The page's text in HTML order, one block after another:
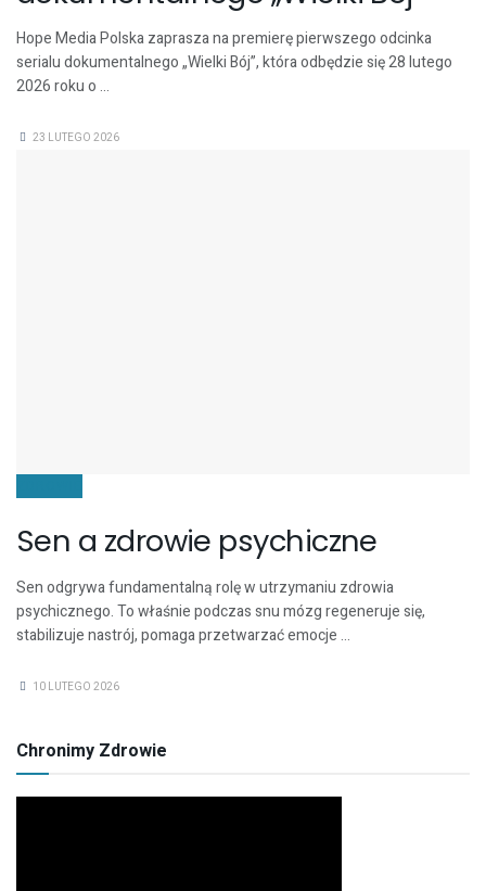
Hope Media Polska zaprasza na premierę pierwszego odcinka
serialu dokumentalnego „Wielki Bój”, która odbędzie się 28 lutego
2026 roku o ...
23 LUTEGO 2026
Sen a zdrowie psychiczne
Sen odgrywa fundamentalną rolę w utrzymaniu zdrowia
psychicznego. To właśnie podczas snu mózg regeneruje się,
stabilizuje nastrój, pomaga przetwarzać emocje ...
10 LUTEGO 2026
Chronimy Zdrowie